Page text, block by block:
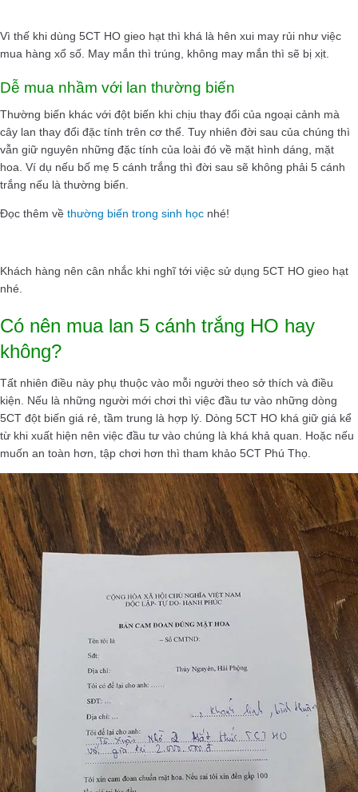
Vì thế khi dùng 5CT HO gieo hạt thì khá là hên xui may rủi như việc
mua hàng xổ số. May mắn thì trúng, không may mắn thì sẽ bị xịt.
Dễ mua nhầm với lan thường biến
Thường biến khác với đột biến khi chịu thay đổi của ngoại cảnh mà
cây lan thay đổi đặc tính trên cơ thể. Tuy nhiên đời sau của chúng thì
vẫn giữ nguyên những đặc tính của loài đó về mặt hình dáng, mặt
hoa. Ví dụ nếu bố mẹ 5 cánh trắng thì đời sau sẽ không phải 5 cánh
trắng nếu là thường biến.
Đọc thêm về thường biến trong sinh học nhé!
Khách hàng nên cân nhắc khi nghĩ tới việc sử dụng 5CT HO gieo hạt
nhé.
Có nên mua lan 5 cánh trắng HO hay
không?
Tất nhiên điều này phụ thuộc vào mỗi người theo sở thích và điều
kiện. Nếu là những người mới chơi thì việc đầu tư vào những dòng
5CT đột biến giá rẻ, tầm trung là hợp lý. Dòng 5CT HO khá giữ giá kể
từ khi xuất hiện nên việc đầu tư vào chúng là khá khả quan. Hoặc nếu
muốn an toàn hơn, tập chơi hơn thì tham khảo 5CT Phú Thọ.